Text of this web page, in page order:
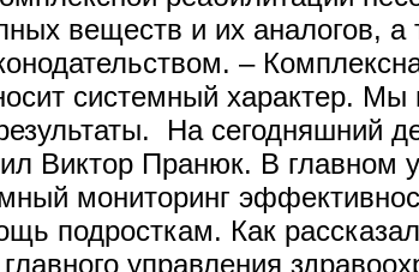
веществ и их аналогов, а
–
системный характер.
На сегодняшний
Виктор Пранюк. В главном
мониторинг
подросткам. Как
управления